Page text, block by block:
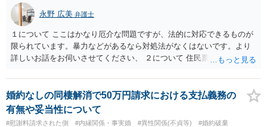
最終的には戸籍等により確認できるとより確実だと思われます。
永野 広美 弁護士
１について ここはかなり厄介な問題ですが、法的に対応できるものが
限られています。暴力などがあるなら対処法がなくはないです。より
詳しいお話をお伺いさせてください、 ２について 住民票の秘匿措置を
思いますので、弁護士を介して話をするのが良いかと思います。 具体
的なことはご相談ください。
婚約なしの同棲解消で50万円請求における支払義務の
有無や妥当性について
#慰謝料請求された側 #内縁関係・事実婚 #異性関係(不貞等)
#婚約破棄